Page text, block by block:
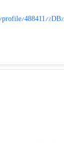
488411/